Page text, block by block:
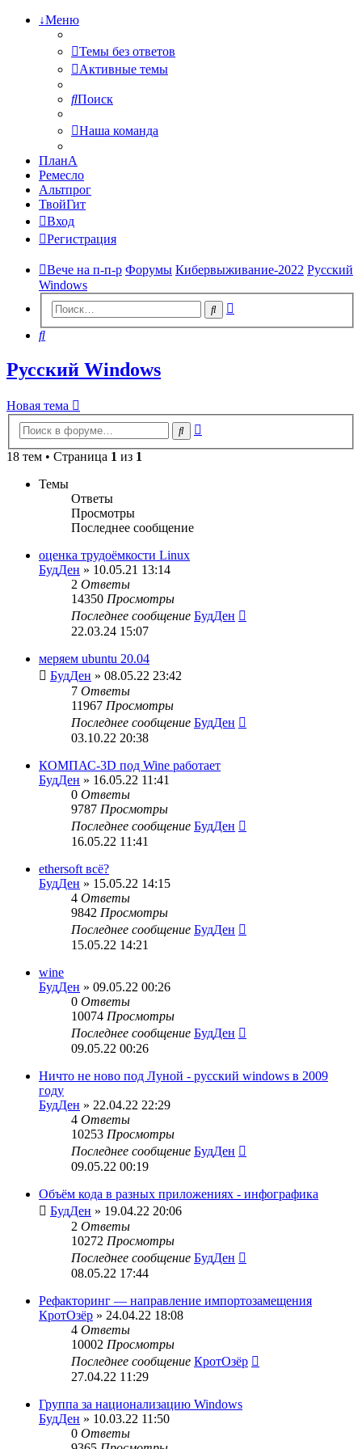
↓Меню
Темы без ответов
Активные темы
Поиск
Наша команда
ПланА
Ремесло
Альтпрог
ТвойГит
Вход
Регистрация
Вече на п-п-р Форумы Кибервыживание-2022 Русский
Windows
Поиск
Поиск
Русский Windows
Новая тема
Поиск
18 тем • Страница 1 из 1
Темы
Ответы
Просмотры
Последнее сообщение
оценка трудоёмкости Linux
БудДен » 10.05.21 13:14
2 Ответы
14350 Просмотры
Последнее сообщение БудДен
22.03.24 15:07
меряем ubuntu 20.04
БудДен » 08.05.22 23:42
7 Ответы
11967 Просмотры
Последнее сообщение БудДен
03.10.22 20:38
КОМПАС-3D под Wine работает
БудДен » 16.05.22 11:41
0 Ответы
9787 Просмотры
Последнее сообщение БудДен
16.05.22 11:41
ethersoft всё?
БудДен » 15.05.22 14:15
4 Ответы
9842 Просмотры
Последнее сообщение БудДен
15.05.22 14:21
wine
БудДен » 09.05.22 00:26
0 Ответы
10074 Просмотры
Последнее сообщение БудДен
09.05.22 00:26
Ничто не ново под Луной - русский windows в 2009
году
БудДен » 22.04.22 22:29
4 Ответы
10253 Просмотры
Последнее сообщение БудДен
09.05.22 00:19
Объём кода в разных приложениях - инфографика
БудДен » 19.04.22 20:06
2 Ответы
10272 Просмотры
Последнее сообщение БудДен
08.05.22 17:44
Рефакторинг — направление импортозамещения
КротОзёр » 24.04.22 18:08
4 Ответы
10002 Просмотры
Последнее сообщение КротОзёр
27.04.22 11:29
Группа за национализацию Windows
БудДен » 10.03.22 11:50
0 Ответы